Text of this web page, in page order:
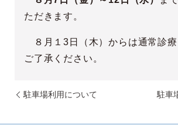
ただきます。
８月１3日（木）からは通常診療
ご了承ください。
駐車場利用について 駐車